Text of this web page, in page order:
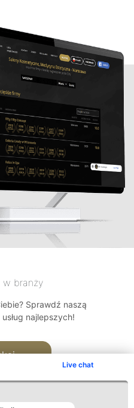
Live chat
w branży
Sprawdź naszą
najlepszych!